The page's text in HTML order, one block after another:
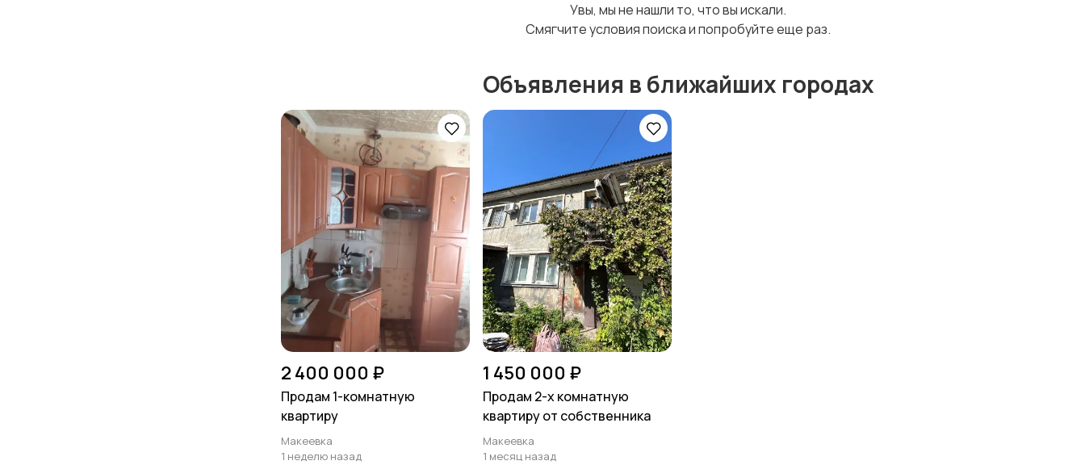
Увы, мы не нашли то, что вы искали.
Смягчите условия поиска и попробуйте еще раз.
Объявления в ближайших городах
2 400 000 ₽
Продам 1-комнатную
квартиру
Макеевка
1 неделю назад
1 450 000 ₽
Продам 2-х комнатную
квартиру от собственника
Макеевка
1 месяц назад